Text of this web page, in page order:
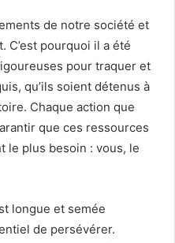
de notre société et
pourquoi il a été
pour traquer et
qu’ils soient détenus à
Chaque action que
que ces ressources
le plus besoin : vous, le
longue et semée
de persévérer.